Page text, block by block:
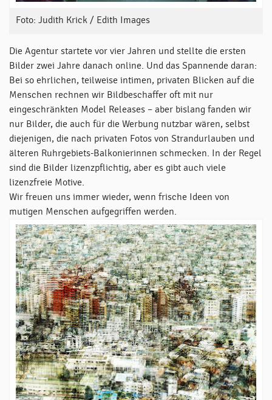
Foto: Judith Krick / Edith Images
Die Agentur startete vor vier Jahren und stellte die ersten
Bilder zwei Jahre danach online. Und das Spannende daran:
Bei so ehrlichen, teilweise intimen, privaten Blicken auf die
Menschen rechnen wir Bildbeschaffer oft mit nur
eingeschränkten Model Releases – aber bislang fanden wir
nur Bilder, die auch für die Werbung nutzbar wären, selbst
diejenigen, die nach privaten Fotos von Strandurlauben und
älteren Ruhrgebiets-Balkonierinnen schmecken. In der Regel
sind die Bilder lizenzpflichtig, aber es gibt auch viele
lizenzfreie Motive.
Wir freuen uns immer wieder, wenn frische Ideen von
mutigen Menschen aufgegriffen werden.